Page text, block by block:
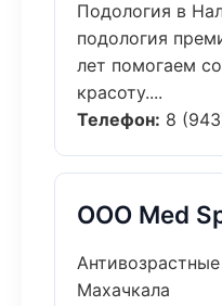
Подология в
подология
лет помогаем
красоту....
Телефон: 8
ООО Med
Махачкала